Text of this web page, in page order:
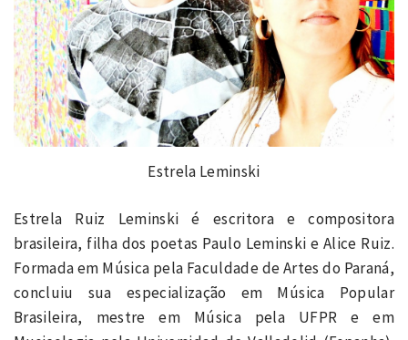
Estrela Leminski
Estrela Ruiz Leminski é escritora e compositora
brasileira, filha dos poetas Paulo Leminski e Alice Ruiz.
Formada em Música pela Faculdade de Artes do Paraná,
concluiu sua especialização em Música Popular
Brasileira, mestre em Música pela UFPR e em